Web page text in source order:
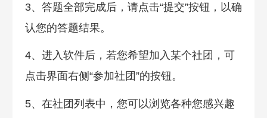
3、答题全部完成后，请点击“提交”按钮，以确
认您的答题结果‌。
4、进入软件后，若您希望加入某个社团，可
点击界面右侧“参加社团”的按钮‌。
5、在社团列表中，您可以浏览各种您感兴趣